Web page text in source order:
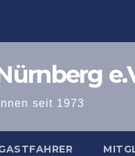
seit 1973